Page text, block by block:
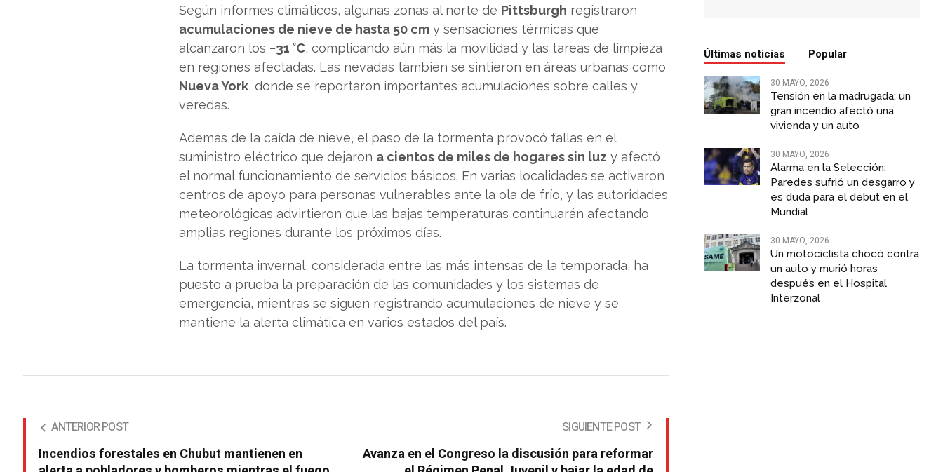
Según informes climáticos, algunas zonas al norte de Pittsburgh registraron
acumulaciones de nieve de hasta 50 cm y sensaciones térmicas que
alcanzaron los −31 °C, complicando aún más la movilidad y las tareas de limpieza
en regiones afectadas. Las nevadas también se sintieron en áreas urbanas como
Nueva York, donde se reportaron importantes acumulaciones sobre calles y
veredas.
Además de la caída de nieve, el paso de la tormenta provocó fallas en el
suministro eléctrico que dejaron a cientos de miles de hogares sin luz y afectó
el normal funcionamiento de servicios básicos. En varias localidades se activaron
centros de apoyo para personas vulnerables ante la ola de frío, y las autoridades
meteorológicas advirtieron que las bajas temperaturas continuarán afectando
amplias regiones durante los próximos días.
La tormenta invernal, considerada entre las más intensas de la temporada, ha
puesto a prueba la preparación de las comunidades y los sistemas de
emergencia, mientras se siguen registrando acumulaciones de nieve y se
mantiene la alerta climática en varios estados del país.
ANTERIOR POST
Incendios forestales en Chubut mantienen en
SIGUIENTE POST
Avanza en el Congreso la discusión para reformar
Últimas noticias Popular
30 MAYO, 2026
Tensión en la madrugada: un
gran incendio afectó una
vivienda y un auto
30 MAYO, 2026
Alarma en la Selección:
Paredes sufrió un desgarro y
es duda para el debut en el
Mundial
30 MAYO, 2026
Un motociclista chocó contra
un auto y murió horas
después en el Hospital
Interzonal